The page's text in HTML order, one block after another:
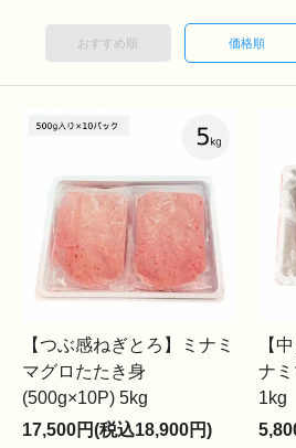
おすすめ順 価格順
【つぶ感ねぎとろ】ミナミ
マグロたたき身
(500g×10P) 5kg
17,500円(税込18,900円)
【
ナ
1kg